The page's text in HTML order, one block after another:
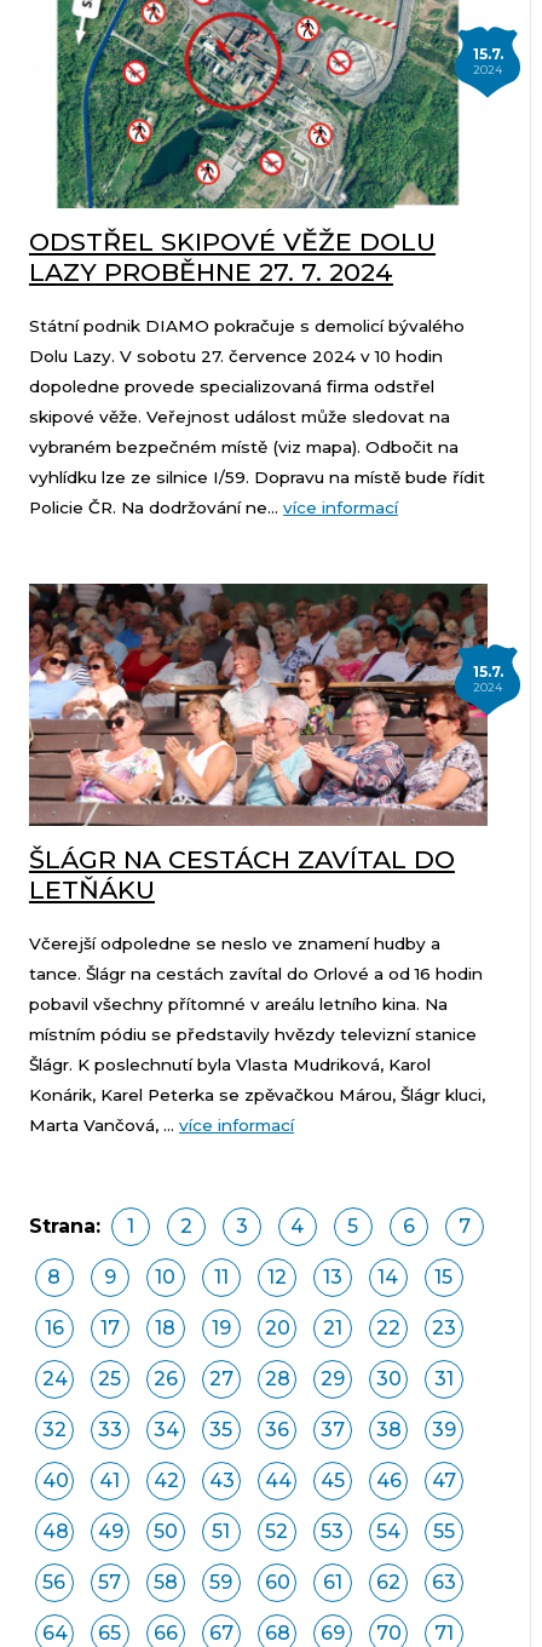
15.7.
2024
ODSTŘEL SKIPOVÉ VĚŽE DOLU
LAZY PROBĚHNE 27. 7. 2024
Státní podnik DIAMO pokračuje s demolicí bývalého
Dolu Lazy. V sobotu 27. července 2024 v 10 hodin
dopoledne provede specializovaná firma odstřel
skipové věže. Veřejnost událost může sledovat na
vybraném bezpečném místě (viz mapa). Odbočit na
vyhlídku lze ze silnice I/59. Dopravu na místě bude řídit
Policie ČR. Na dodržování ne... více informací
15.7.
2024
ŠLÁGR NA CESTÁCH ZAVÍTAL DO
LETŇÁKU
Včerejší odpoledne se neslo ve znamení hudby a
tance. Šlágr na cestách zavítal do Orlové a od 16 hodin
pobavil všechny přítomné v areálu letního kina. Na
místním pódiu se představily hvězdy televizní stanice
Šlágr. K poslechnutí byla Vlasta Mudriková, Karol
Konárik, Karel Peterka se zpěvačkou Márou, Šlágr kluci,
Marta Vančová, ... více informací
Strana: 1 2 3 4 5 6 7
8 9 10 11 12 13 14 15
16 17 18 19 20 21 22 23
24 25 26 27 28 29 30 31
32 33 34 35 36 37 38 39
40 41 42 43 44 45 46 47
48 49 50 51 52 53 54 55
56 57 58 59 60 61 62 63
64 65 66 67 68 69 70 71